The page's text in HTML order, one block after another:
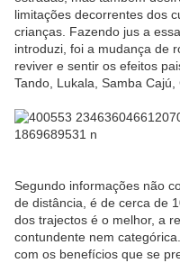
limitações decorrentes dos
crianças. Fazendo jus a
introduzi, foi a mudança de
reviver e sentir os efeitos
Tando, Lukala, Samba
Segundo informações não
de distância, é de cerca de
dos trajectos é o melhor, a
contundente nem
com os benefícios que se